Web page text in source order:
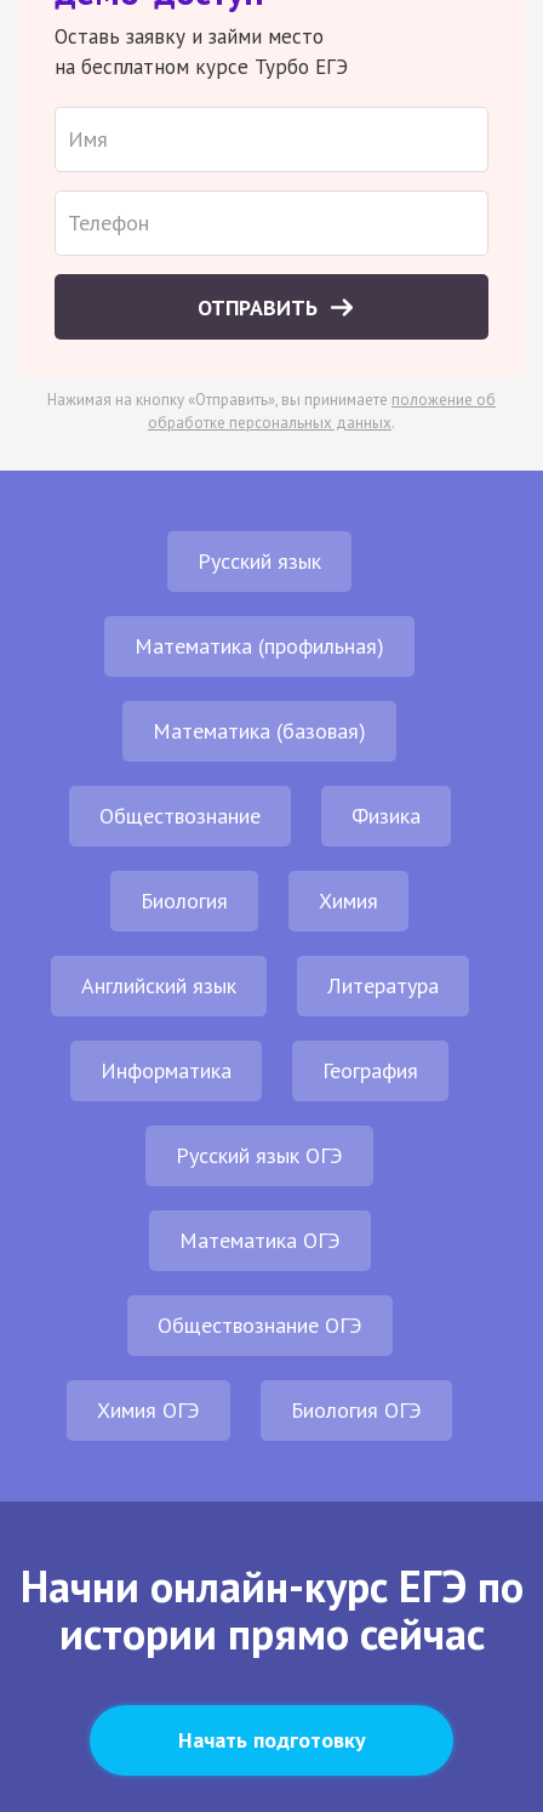
Оставь заявку и займи место
на бесплатном курсе Турбо ЕГЭ
ОТПРАВИТЬ
Нажимая на кнопку «Отправить», вы принимаете положение об
обработке персональных данных.
Русский язык
Математика (профильная)
Математика (базовая)
Обществознание Физика
Биология Химия
Английский язык Литература
Информатика География
Русский язык ОГЭ
Математика ОГЭ
Обществознание ОГЭ
Химия ОГЭ Биология ОГЭ
Начни онлайн-курс ЕГЭ по
истории прямо сейчас
Начать подготовку